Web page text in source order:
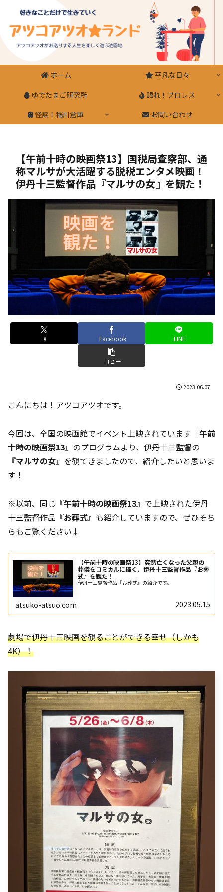
ホーム
平凡な日々
ゆでたまご研究所
語れ！プロレス
怪談！稲川倉庫
お問い合わせ
【午前十時の映画祭13】国税局査察部、通
称マルサが大活躍する脱税エンタメ映画！
伊丹十三監督作品『マルサの女』を観た！
X Facebook LINE
コピー
2023.06.07
こんにちは！アツコアツオです。
今回は、全国の映画館でイベント上映されています『午前
十時の映画祭13』のプログラムより、伊丹十三監督の
『マルサの女』を観てきましたので、紹介したいと思いま
す！
※以前、同じ『午前十時の映画祭13』で上映された伊丹
十三監督作品『お葬式』も紹介していますので、ぜひそち
らもご覧ください↓
【午前十時の映画祭13】突然亡くなった父親の
葬儀をコミカルに描く、伊丹十三監督作品『お葬
式』を観た！
伊丹十三監督作品『お葬式』の紹介です。
atsuko-atsuo.com 2023.05.15
劇場で伊丹十三映画を観ることができる幸せ（しかも
4K）！